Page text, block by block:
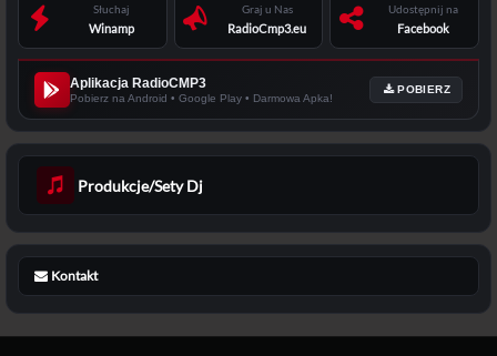
Słuchaj
Winamp
Graj u Nas
RadioCmp3.eu
Udostępnij na
Facebook
Aplikacja RadioCMP3
Pobierz na Android • Google Play • Darmowa Apka!
POBIERZ
Produkcje/Sety Dj
Kontakt